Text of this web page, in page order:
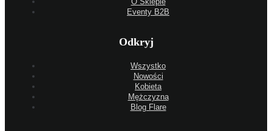
Eventy B2B
Odkryj
Wszystko
Nowości
Kobieta
Mężczyzna
Blog Flare